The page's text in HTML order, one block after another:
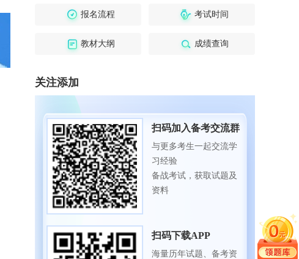
报名流程 考试时间
教材大纲 成绩查询
关注添加
扫码加入备考交流群
与更多考生一起交流学
习经验
备战考试，获取试题及
资料
扫码下载APP
海量历年试题、备考资